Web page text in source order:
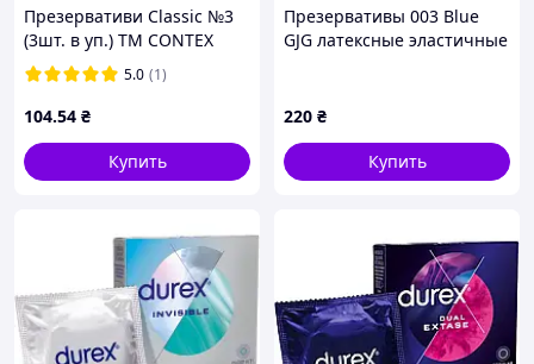
Презервативи Classic №3
(3шт. в уп.) ТМ CONTEX
Solmir
5.0 (1)
104.54 ₴
Купить
Презервативы 003 Blue
GJG латексные эластичные
220 ₴
Купить